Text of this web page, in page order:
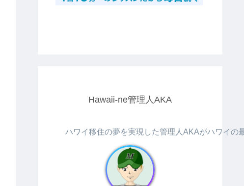
Hawaii-ne管理人AKA
ハワイ移住の夢を実現した管理人AKAがハワイの